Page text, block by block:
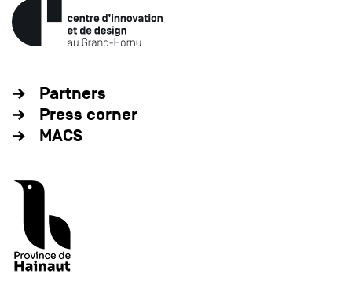
Partners
Press corner
MACS